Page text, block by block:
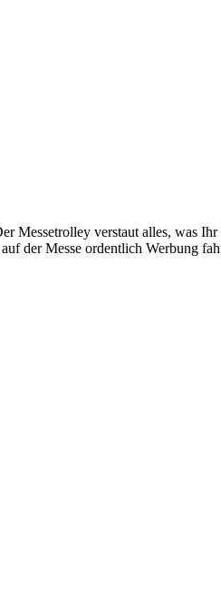
Messetrolley verstaut alles, was
der Messe ordentlich Werbung